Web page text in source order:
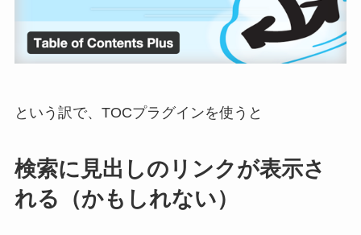
という訳で、TOCプラグインを使うと
検索に見出しのリンクが表示さ
れる（かもしれない）